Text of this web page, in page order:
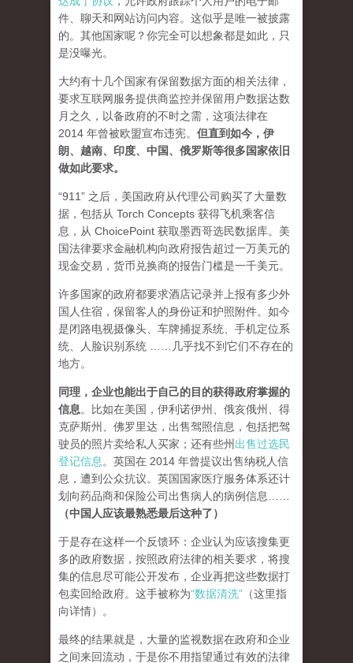
件、聊天和网站访问内容。这似乎是唯一被披露
的。其他国家呢？你完全可以想象都是如此，只
是没曝光。
大约有十几个国家有保留数据方面的相关法律，
要求互联网服务提供商监控并保留用户数据达数
月之久，以备政府的不时之需，这项法律在
2014 年曾被欧盟宣布违宪。 但直到如今，伊
朗、越南、印度、中国、俄罗斯等很多国家依旧
做如此要求。
“911” 之后，美国政府从代理公司购买了大量数
据，包括从 Torch Concepts 获得飞机乘客信
息，从 ChoicePoint 获取墨西哥选民数据库。美
国法律要求金融机构向政府报告超过一万美元的
现金交易，货币兑换商的报告门槛是一千美元。
许多国家的政府都要求酒店记录并上报有多少外
国人住宿，保留客人的身份证和护照附件。如今
是闭路电视摄像头、车牌捕捉系统、手机定位系
统、人脸识别系统 ……几乎找不到它们不存在的
地方。
同理，企业也能出于自己的目的获得政府掌握的
信息。比如在美国，伊利诺伊州、俄亥俄州、得
克萨斯州、佛罗里达，出售驾照信息，包括把驾
驶员的照片卖给私人买家；还有些州 出售过选民
登记信息 。英国在 2014 年曾提议出售纳税人信
息，遭到公众抗议。英国国家医疗服务体系还计
划向药品商和保险公司出售病人的病例信息……
（中国人应该最熟悉最后这种了）
于是存在这样一个反馈环：企业认为应该搜集更
多的政府数据，按照政府法律的相关要求，将搜
集的信息尽可能公开发布，企业再把这些数据打
包卖回给政府。这手被称为“数据清洗” （这里指
向详情）。
最终的结果就是，大量的监视数据在政府和企业
之间来回流动，于是你不用指望通过有效的法律